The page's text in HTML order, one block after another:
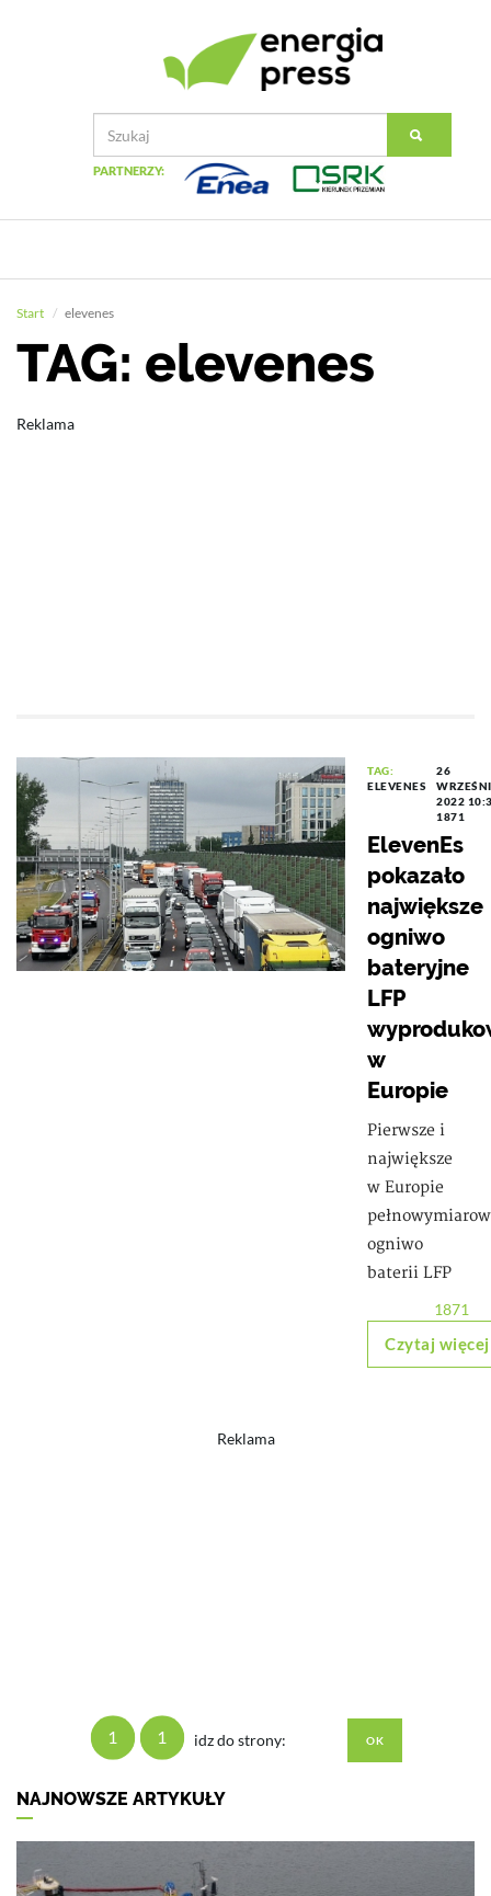
PARTNERZY:
Start elevenes
TAG: elevenes
Reklama
TAG:
ELEVENES
26
2022
1871
ElevenEs
pokazało
największe
ogniwo
bateryjne
LFP
w
Europie
Pierwsze i
największe
w Europie
ogniwo
baterii LFP
1871
Czytaj więcej
Reklama
1 1 idz do strony:
NAJNOWSZE ARTYKUŁY